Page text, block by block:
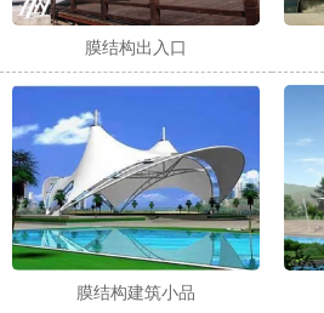
膜结构出入口
膜结构建筑小品